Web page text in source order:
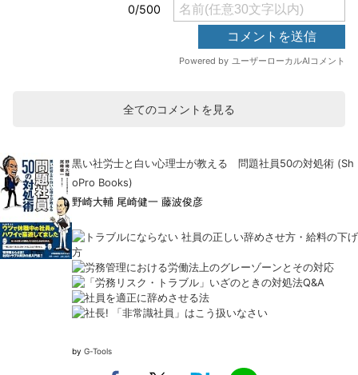
全てのコメントを見る
黒い社労士と白い心理士が教える 問題社員50の対処術 (Sh
oPro Books)
野崎大輔 尾崎健一 藤波俊彦
by G-Tools